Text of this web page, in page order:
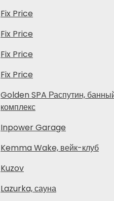
Fix Price
Fix Price
Fix Price
Fix Price
Golden SPA Распутин,
комплекс
Inpower Garage
Kemma Wake, вейк-клуб
Kuzov
Lazurka, сауна